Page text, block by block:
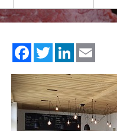
FacebookTwitterLinkedIn